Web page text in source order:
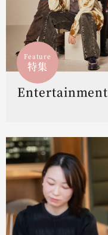
Feature
特集
Entertainment